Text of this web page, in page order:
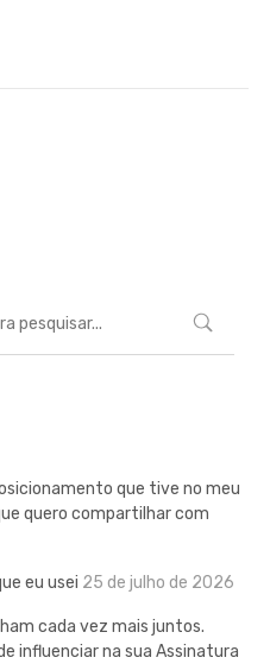
que tive no meu
quero compartilhar com
eu usei 25 de julho de 2026
cada vez mais juntos.
influenciar na sua Assinatura